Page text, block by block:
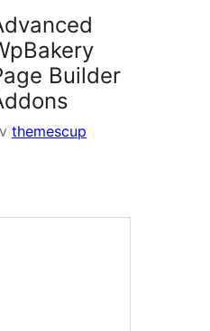
Builder
themescup